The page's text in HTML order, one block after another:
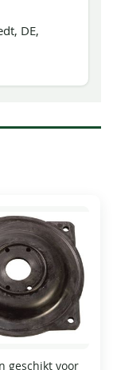
DE,
geschikt voor